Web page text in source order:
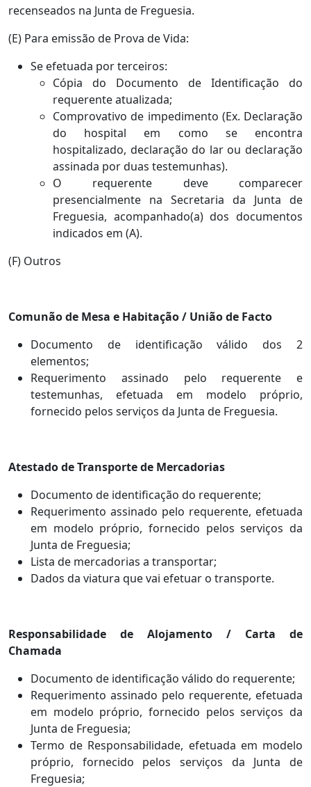
recenseados na Junta de Freguesia.
(E) Para emissão de Prova de Vida:
Se efetuada por terceiros:
Cópia do Documento de Identificação do
requerente atualizada;
Comprovativo de impedimento (Ex. Declaração
do hospital em como se encontra
hospitalizado, declaração do lar ou declaração
assinada por duas testemunhas).
O requerente deve comparecer
presencialmente na Secretaria da Junta de
Freguesia, acompanhado(a) dos documentos
indicados em (A).
(F) Outros
Comunão de Mesa e Habitação / União de Facto
Documento de identificação válido dos 2
elementos;
Requerimento assinado pelo requerente e
testemunhas, efetuada em modelo próprio,
fornecido pelos serviços da Junta de Freguesia.
Atestado de Transporte de Mercadorias
Documento de identificação do requerente;
Requerimento assinado pelo requerente, efetuada
em modelo próprio, fornecido pelos serviços da
Junta de Freguesia;
Lista de mercadorias a transportar;
Dados da viatura que vai efetuar o transporte.
Responsabilidade de Alojamento / Carta de
Chamada
Documento de identificação válido do requerente;
Requerimento assinado pelo requerente, efetuada
em modelo próprio, fornecido pelos serviços da
Junta de Freguesia;
Termo de Responsabilidade, efetuada em modelo
próprio, fornecido pelos serviços da Junta de
Freguesia;